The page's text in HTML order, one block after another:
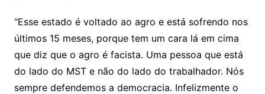
m
“Esse estado é voltado ao agro e está sofrendo nos
últimos 15 meses, porque tem um cara lá em cima
que diz que o agro é facista. Uma pessoa que está
do lado do MST e não do lado do trabalhador. Nós
sempre defendemos a democracia. Infelizmente o